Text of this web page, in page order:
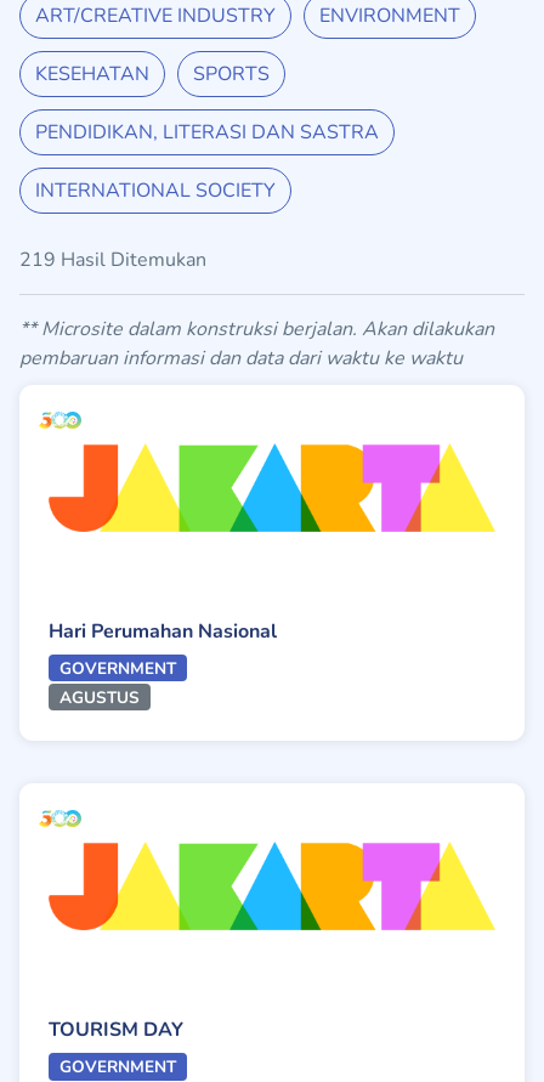
ART/CREATIVE INDUSTRY ENVIRONMENT
KESEHATAN SPORTS
PENDIDIKAN, LITERASI DAN SASTRA
INTERNATIONAL SOCIETY
219 Hasil Ditemukan
** Microsite dalam konstruksi berjalan. Akan dilakukan
pembaruan informasi dan data dari waktu ke waktu
Hari Perumahan Nasional
GOVERNMENT
AGUSTUS
TOURISM DAY
GOVERNMENT